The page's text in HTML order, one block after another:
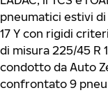
pneumatici estivi di
17 Y con rigidi
di misura 225/45 R
condotto da Auto
confrontato 9